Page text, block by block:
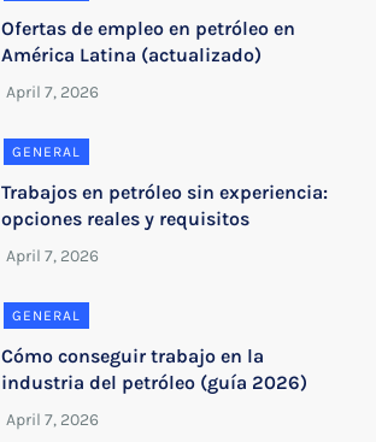
Ofertas de empleo en petróleo en
América Latina (actualizado)
GENERAL
Trabajos en petróleo sin experiencia:
opciones reales y requisitos
GENERAL
Cómo conseguir trabajo en la
industria del petróleo (guía 2026)